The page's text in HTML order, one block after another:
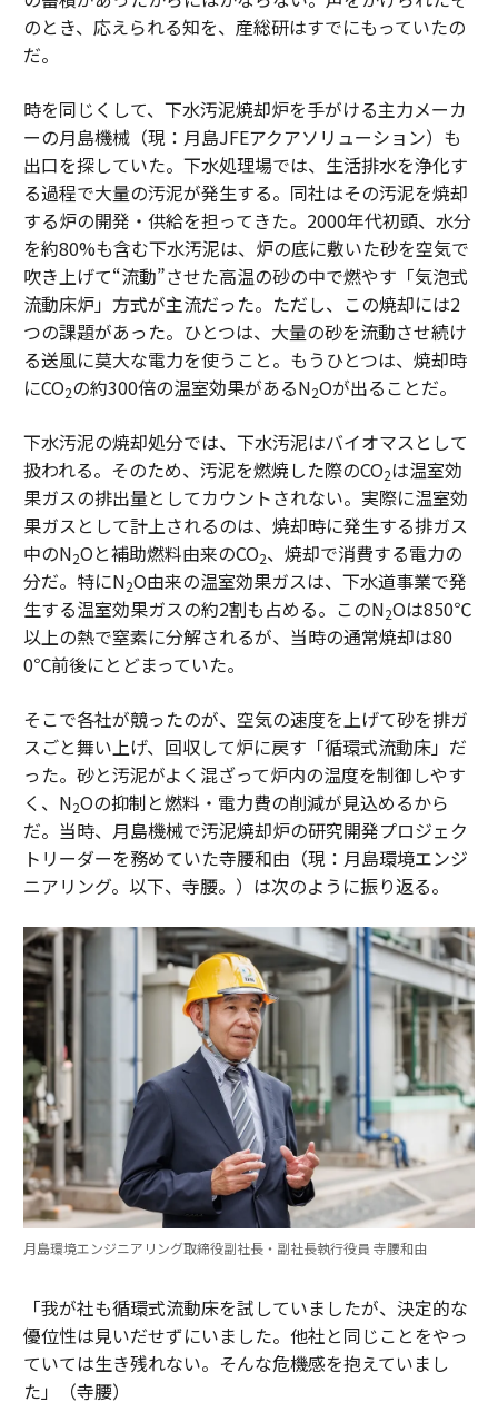
のとき、応えられる知を、産総研はすでにもっていたの
だ。
時を同じくして、下水汚泥焼却炉を手がける主力メーカ
ーの月島機械（現：月島JFEアクアソリューション）も
出口を探していた。下水処理場では、生活排水を浄化す
る過程で大量の汚泥が発生する。同社はその汚泥を焼却
する炉の開発・供給を担ってきた。2000年代初頭、水分
を約80%も含む下水汚泥は、炉の底に敷いた砂を空気で
吹き上げて“流動”させた高温の砂の中で燃やす「気泡式
流動床炉」方式が主流だった。ただし、この焼却には2
つの課題があった。ひとつは、大量の砂を流動させ続け
る送風に莫大な電力を使うこと。もうひとつは、焼却時
にCO2の約300倍の温室効果があるN2Oが出ることだ。
下水汚泥の焼却処分では、下水汚泥はバイオマスとして
扱われる。そのため、汚泥を燃焼した際のCO2は温室効
果ガスの排出量としてカウントされない。実際に温室効
果ガスとして計上されるのは、焼却時に発生する排ガス
中のN2Oと補助燃料由来のCO2、焼却で消費する電力の
分だ。特にN2O由来の温室効果ガスは、下水道事業で発
生する温室効果ガスの約2割も占める。このN2Oは850℃
以上の熱で窒素に分解されるが、当時の通常焼却は80
0℃前後にとどまっていた。
そこで各社が競ったのが、空気の速度を上げて砂を排ガ
スごと舞い上げ、回収して炉に戻す「循環式流動床」だ
った。砂と汚泥がよく混ざって炉内の温度を制御しやす
く、N2Oの抑制と燃料・電力費の削減が見込めるから
だ。当時、月島機械で汚泥焼却炉の研究開発プロジェク
トリーダーを務めていた寺腰和由（現：月島環境エンジ
ニアリング。以下、寺腰。）は次のように振り返る。
月島環境エンジニアリング取締役副社長・副社長執行役員 寺腰和由
「我が社も循環式流動床を試していましたが、決定的な
優位性は見いだせずにいました。他社と同じことをやっ
ていては生き残れない。そんな危機感を抱えていまし
た」（寺腰）